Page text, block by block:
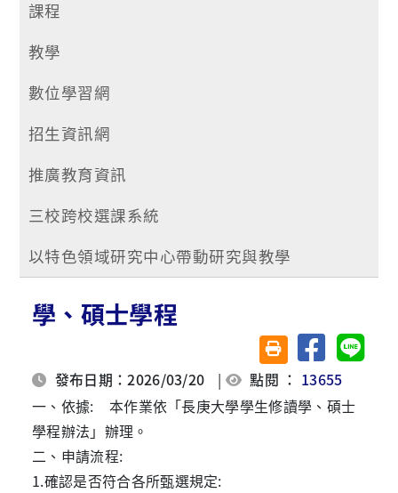
課程
教學
數位學習網
招生資訊網
推廣教育資訊
三校跨校選課系統
以特色領域研究中心帶動研究與教學
學、碩士學程
友善列印(另開視窗)
分享至臉書分享
發布日期：2026/03/20 | 點閱 ： 13655
一、依據: 本作業依「長庚大學學生修讀學、碩士
學程辦法」辦理。
二、申請流程:
1.確認是否符合各所甄選規定: